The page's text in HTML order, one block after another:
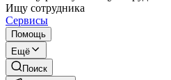
Ищу сотрудника
Сервисы
Помощь
Ещё
Поиск